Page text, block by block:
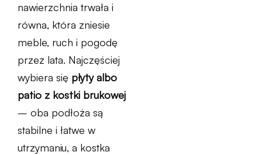
nawierzchnia trwała i
równa, która zniesie
meble, ruch i pogodę
przez lata. Najczęściej
wybiera się płyty albo
patio z kostki brukowej
– oba podłoża są
stabilne i łatwe w
utrzymaniu, a kostka